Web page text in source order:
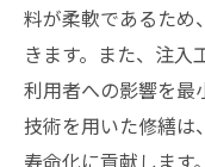
料が柔軟であるため
きます。また、注入
利用者への影響を最
技術を用いた修繕は
寿命化に貢献します